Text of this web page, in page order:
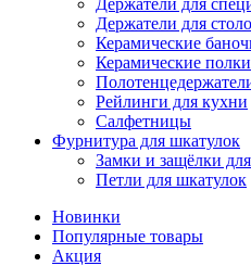
Держатели для
Держатели для
Керамические
Керамические полки
Рейлинги для кухни
Салфетницы
Фурнитура для шкатулок
Замки и защёлки
Петли для шкатулок
Новинки
Популярные товары
Акция